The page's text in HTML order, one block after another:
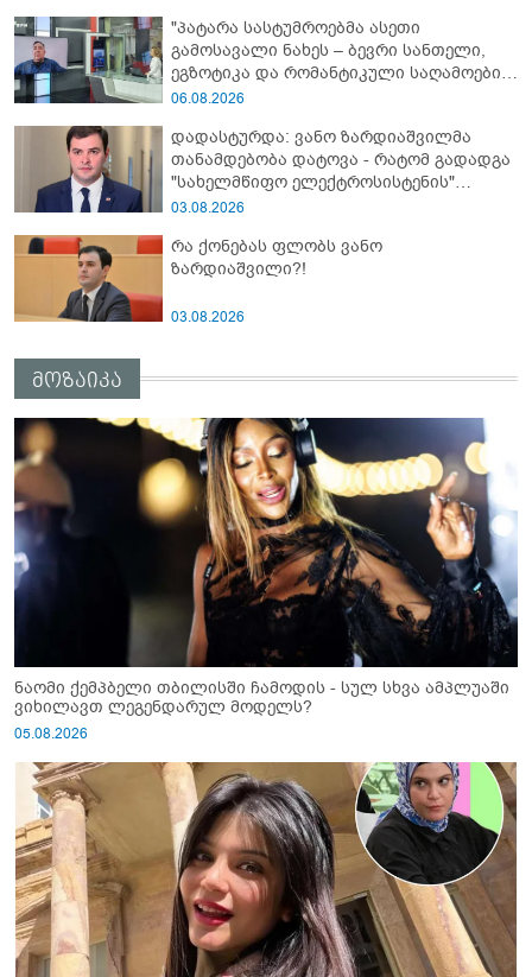
"პატარა სასტუმროებმა ასეთი
გამოსავალი ნახეს – ბევრი სანთელი,
ეგზოტიკა და რომანტიკული საღამოები
შექმნეს" - რას ეუბნებიან უცხოელ
ელექტროენერგიის გათიშვაზე?!
06.08.2026
დადასტურდა: ვანო ზარდიაშვილმა
თანამდებობა დატოვა - რატომ გადადგა
"სახელმწიფო ელექტროსისტენის"
გენდირექტორი?!
03.08.2026
რა ქონებას ფლობს ვანო
ზარდიაშვილი?!
03.08.2026
მოზაიკა
ნაომი ქემპბელი თბილისში ჩამოდის - სულ სხვა ამპლუაში
ვიხილავთ ლეგენდარულ მოდელს?
05.08.2026